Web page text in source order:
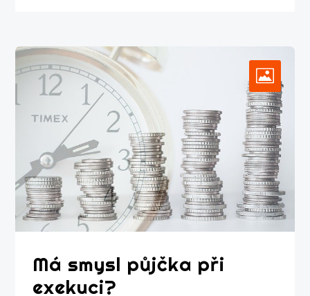
Má smysl půjčka při
exekuci?